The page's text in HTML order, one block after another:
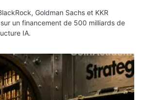
Goldman Sachs et KKR
un financement de 500 milliards de
IA.
1 690 bitcoins et porte sa